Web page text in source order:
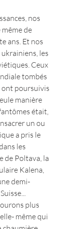
nos
de
ans. Et nos
les
Ceux
tombés
ont poursuivis
manière
était,
un ou
a pris le
les
de Poltava, la
Kalena,
demi-
plus
même qui